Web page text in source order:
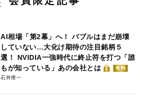
AI相場「第2幕」へ！ バブルはまだ崩壊
していない…大化け期待の注目銘柄５
選！ NVIDIA一強時代に終止符を打つ「誰
もが知っている」あの会社とは
有料
石井僚一